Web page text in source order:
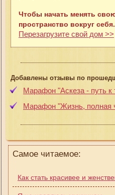
Чтобы начать менять
пространство вокруг себя.
Перезагрузите свой дом >>
Добавлены отзывы по
Марафон "Аскеза - путь
Марафон "Жизнь, полная
Самое читаемое:
Как стать красивее и